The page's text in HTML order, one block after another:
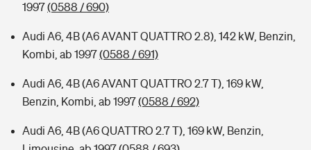
1997(0588 / 690)
Audi A6, 4B (A6 AVANT QUATTRO 2.8), 142 kW, Benzin,
Kombi, ab 1997(0588 / 691)
Audi A6, 4B (A6 AVANT QUATTRO 2.7 T), 169 kW,
Benzin, Kombi, ab 1997(0588 / 692)
Audi A6, 4B (A6 QUATTRO 2.7 T), 169 kW, Benzin,